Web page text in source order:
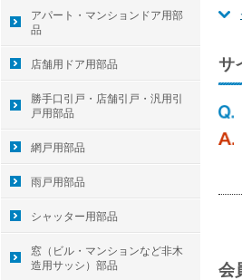
サ
会
アパート・マンションドア用部
品
店舗用ドア用部品
勝手口引戸・店舗引戸・汎用引
戸用部品
網戸用部品
雨戸用部品
シャッター用部品
窓（ビル・マンションなど非木
造用サッシ）部品